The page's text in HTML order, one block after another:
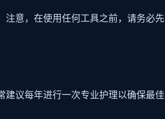
注意，在使用任何工具之前，请务必先
议每年进行一次专业护理以确保最佳